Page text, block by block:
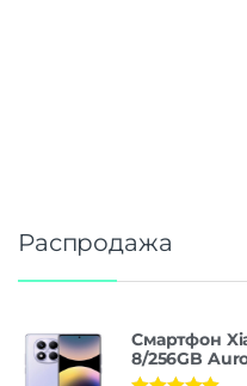
Распродажа
Смартфон
8/256GB